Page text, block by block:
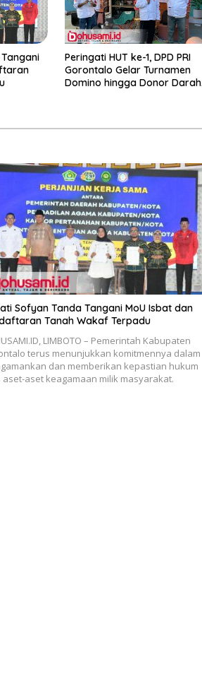
Peringati HUT ke-1, DPD PRI
Gorontalo Gelar Turnamen
Domino hingga Donor Darah
Sofyan Tanda Tangani MoU Isbat dan
Tanah Wakaf Terpadu
LIMBOTO – Pemerintah Kabupaten
terus menunjukkan komitmennya dalam
dan memberikan kepastian hukum
aset-aset keagamaan milik masyarakat.